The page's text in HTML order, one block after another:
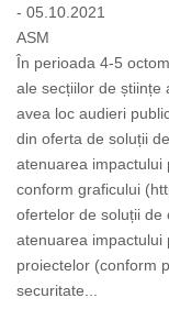
- 05.10.2021
ASM
În perioada 4-5
ale secțiilor de științe
avea loc audieri
din oferta de soluții
atenuarea impactului
conform graficului
ofertelor de soluții de
atenuarea impactului
proiectelor (conform
securitate...